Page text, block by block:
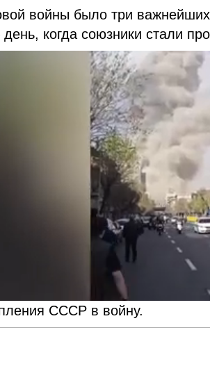
войны было три
когда союзники стали
СССР в войну.